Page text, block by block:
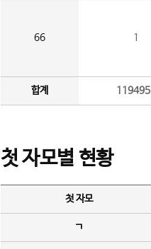
66 1
합계
첫 자모별 현황
첫 자모
ㄱ